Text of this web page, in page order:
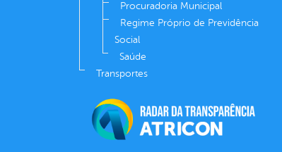
Procuradoria Municipal
Regime Próprio de Previdência
Social
Saúde
Transportes